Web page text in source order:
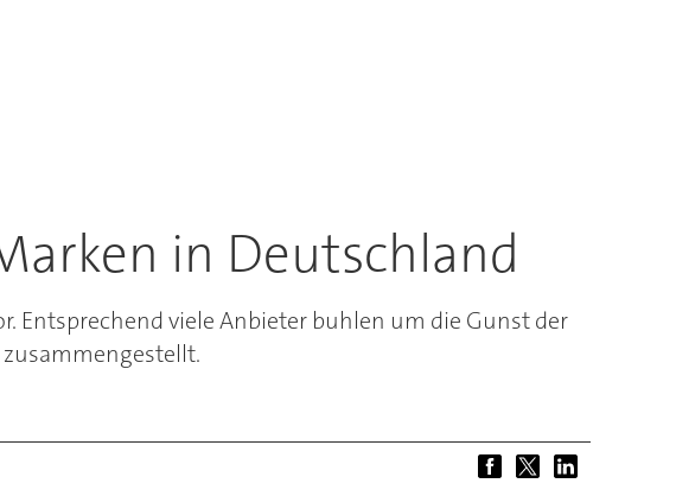
in Deutschland
Entsprechend viele Anbieter buhlen um die Gunst der